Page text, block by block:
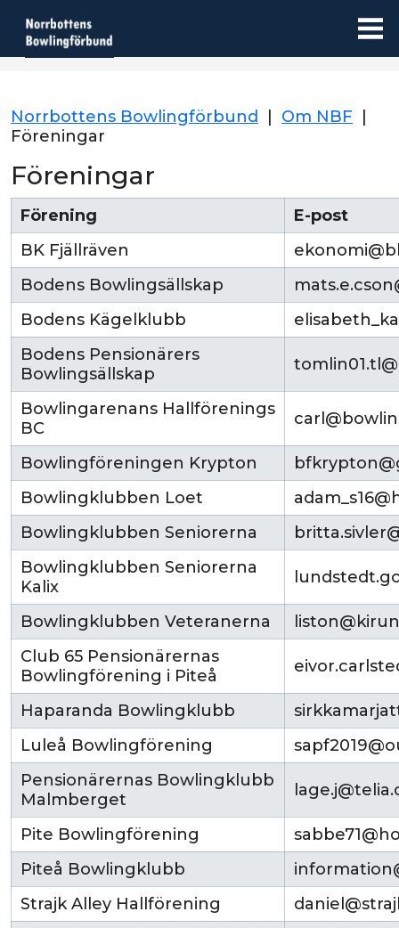
Norrbottens Bowlingförbund Om NBF
Föreningar
Föreningar
Förening
E-post
BK Fjällräven
Bodens Bowlingsällskap
Bodens Kägelklubb
Bodens Pensionärers
Bowlingsällskap
Bowlingarenans Hallförenings
BC
Bowlingföreningen Krypton
Bowlingklubben Loet
Bowlingklubben Seniorerna
Bowlingklubben Seniorerna
Kalix
Bowlingklubben Veteranerna
Club 65 Pensionärernas
Bowlingförening i Piteå
Haparanda Bowlingklubb
Luleå Bowlingförening
Pensionärernas Bowlingklubb
Malmberget
Pite Bowlingförening
Piteå Bowlingklubb
Strajk Alley Hallförening